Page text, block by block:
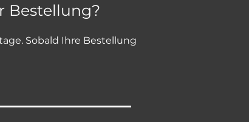
Bestellung?
Sobald Ihre Bestellung